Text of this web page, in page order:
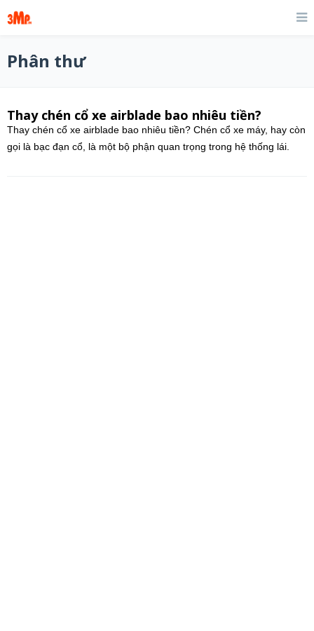
Phân thư
Thay chén cổ xe airblade bao nhiêu tiền?
Thay chén cổ xe airblade bao nhiêu tiền? Chén cổ xe máy, hay còn
gọi là bạc đạn cổ, là một bộ phận quan trọng trong hệ thống lái.